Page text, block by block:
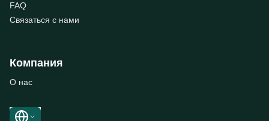
FAQ
Связаться с нами
Компания
О нас